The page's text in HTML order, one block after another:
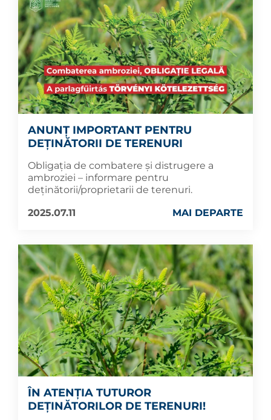
ANUNȚ IMPORTANT PENTRU
DEȚINĂTORII DE TERENURI
Obligația de combatere și distrugere a
ambroziei – informare pentru
deținătorii/proprietarii de terenuri.
2025.07.11
MAI DEPARTE
ÎN ATENȚIA TUTUROR
DEȚINĂTORILOR DE TERENURI!